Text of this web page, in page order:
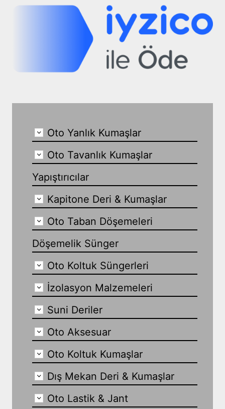
Oto Yanlık Kumaşlar
Oto Tavanlık Kumaşlar
Yapıştırıcılar
Kapitone Deri & Kumaşlar
Oto Taban Döşemeleri
Döşemelik Sünger
Oto Koltuk Süngerleri
İzolasyon Malzemeleri
Suni Deriler
Oto Aksesuar
Oto Koltuk Kumaşlar
Dış Mekan Deri & Kumaşlar
Oto Lastik & Jant